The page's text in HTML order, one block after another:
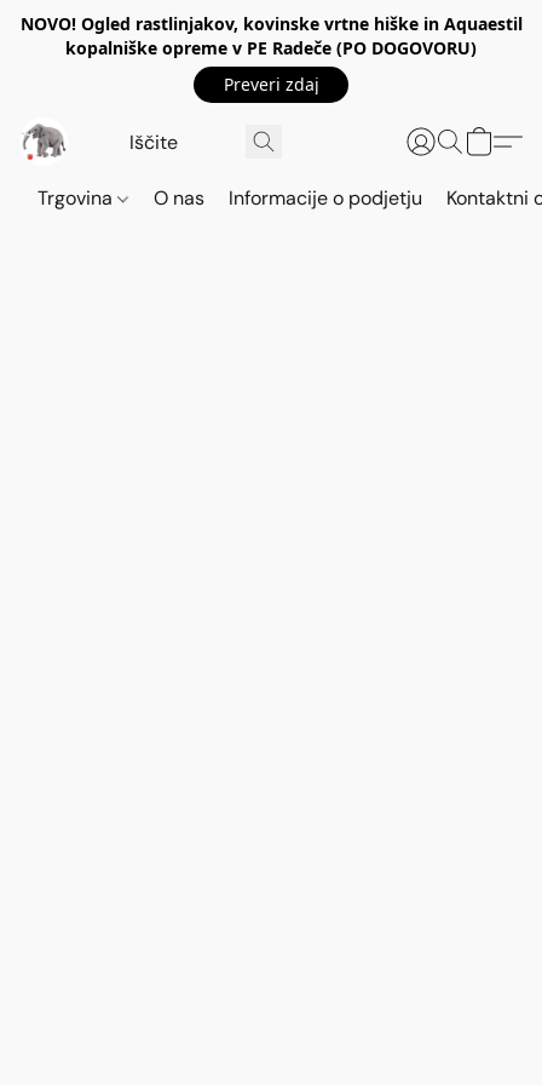
NOVO! Ogled rastlinjakov, kovinske vrtne hiške in Aquaestil
kopalniške opreme v PE Radeče (PO DOGOVORU)
Preveri zdaj
Trgovina O nas Informacije o podjetju Kontaktni